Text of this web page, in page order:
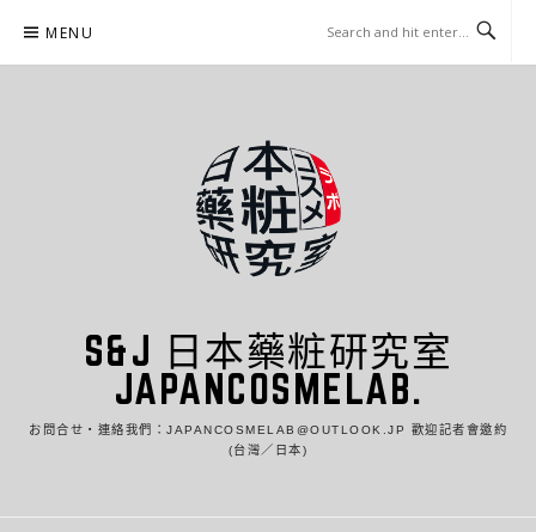
content
MENU
S&J 日本藥粧研究室
JAPANCOSMELAB.
お問合せ・連絡我們：JAPANCOSMELAB@OUTLOOK.JP 歡迎記者會邀約
(台灣／日本)